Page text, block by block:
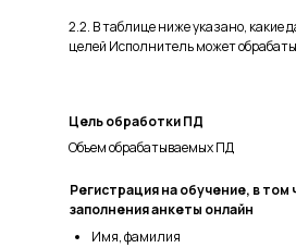
2.2. В таблице ниже указано, какие
целей Исполнитель может
Объем обрабатываемых ПД
Цель обработки ПД
Имя, фамилия
Регистрация на обучение, в том
заполнения анкеты онлайн